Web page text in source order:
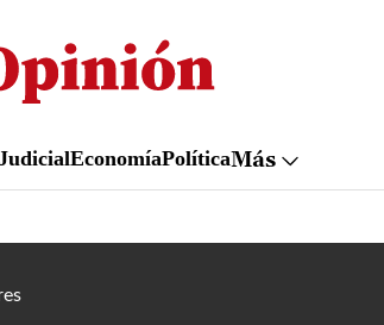
al
EconomíaPolíticaMás